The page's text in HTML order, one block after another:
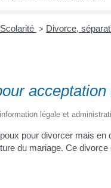
> Divorce,
légale et
pour divorcer mais
du mariage. Ce